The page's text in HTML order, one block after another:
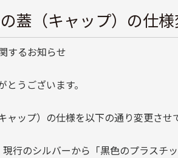
蓋（キャップ）の仕
するお知らせ
うございます。
ップ）の仕様を以下の通り変更させ
行のシルバーから「黒色のプラス